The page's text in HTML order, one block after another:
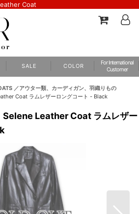
Coat
S A L E C O L O R
For International
Customer
／アウター類、カーディガン、羽織りもの
Coat ラムレザーロングコート - Black
Selene Leather Coat ラムレザー